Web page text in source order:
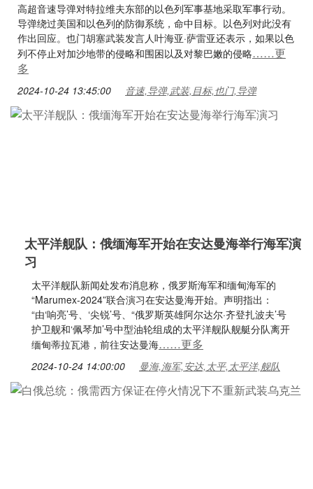
高超音速导弹对特拉维夫东部的以色列军事基地采取军事行动。
导弹绕过美国和以色列的防御系统，命中目标。以色列对此没有
作出回应。也门胡塞武装发言人叶海亚·萨雷亚还表示，如果以色
列不停止对加沙地带的侵略和围困以及对黎巴嫩的侵略……更
多
2024-10-24 13:45:00 音速,导弹,武装,目标,也门,导弹
太平洋舰队：俄缅海军开始在安达曼海举行海军演
习
太平洋舰队新闻处发布消息称，俄罗斯海军和缅甸海军的
“Marumex-2024”联合演习在安达曼海开始。声明指出：
“由‘响亮’号、‘尖锐’号、“俄罗斯英雄阿尔达尔·齐登扎波夫’号
护卫舰和‘佩琴加’号中型油轮组成的太平洋舰队舰艇分队离开
缅甸蒂拉瓦港，前往安达曼海……更多
2024-10-24 14:00:00 曼海,海军,安达,太平,太平洋,舰队